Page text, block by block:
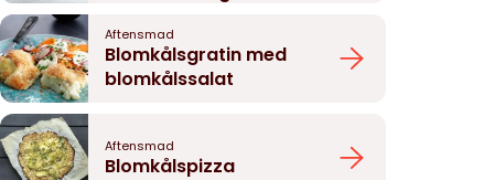
Aftensmad
Blomkålsgratin med
blomkålssalat
Aftensmad
Blomkålspizza